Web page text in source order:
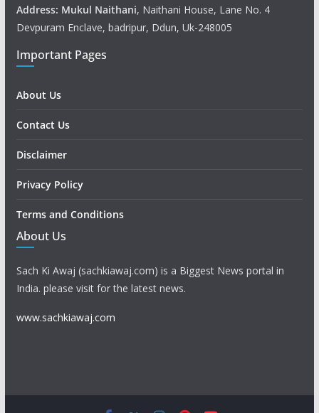
Address: Mukul Naithani, Naithani House, Lane No. 4
Devpuram Enclave, badripur, Ddun, Uk-248005
Important Pages
About Us
Contact Us
Disclaimer
Privacy Policy
Terms and Conditions
About Us
Sach Ki Awaj (sachkiawaj.com) is a Biggest News portal in
India. please visit for the latest news.
www.sachkiawaj.com